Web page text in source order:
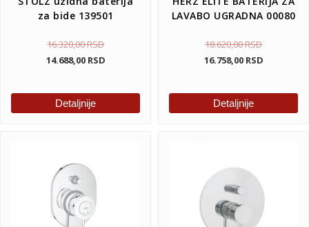
za bide 139501
16.320,00RSD
14.688,00 RSD
Detaljnije
LAVABO UGRADNA 00080
18.620,00RSD
16.758,00 RSD
Detaljnije